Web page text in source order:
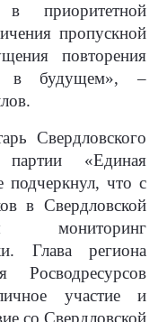
приоритетной
пропускной
повторения
в будущем», –
Свердловского
партии «Единая
подчеркнул, что с
в Свердловской
мониторинг
Глава региона
Росводресурсов
участие и